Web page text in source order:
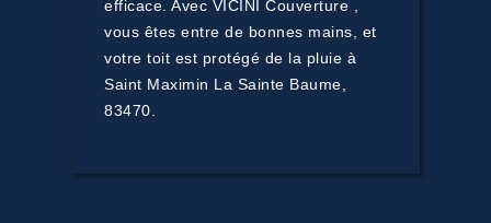
efficace. Avec VICINI Couverture ,
vous êtes entre de bonnes mains, et
votre toit est protégé de la pluie à
Saint Maximin La Sainte Baume,
83470.